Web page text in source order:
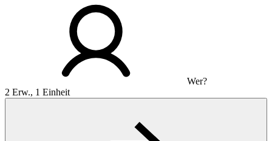
Wer?
2 Erw., 1 Einheit